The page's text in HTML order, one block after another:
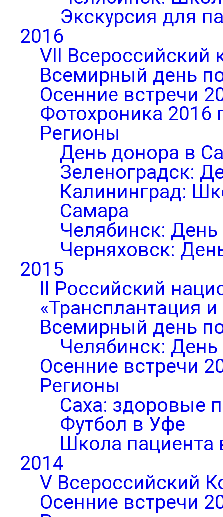
Экскурсия для
2016
VII Всероссийский
Всемирный день
Осенние встречи
Фотохроника 2016
Регионы
День донора в
Зеленоградск:
Калининград:
Самара
Челябинск: День
Черняховск:
2015
II Российский
«Трансплантация
Всемирный день
Челябинск: День
Осенние встречи
Регионы
Саха: здоровые
Футбол в Уфе
Школа пациента
2014
V Всероссийский
Осенние встречи